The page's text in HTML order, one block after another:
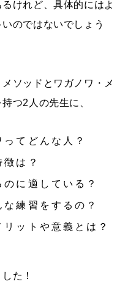
けれど、具体的にはよ
のではないでしょう
ソッドとワガノワ・メ
つ2人の先生に、
てどんな人？
は？
に適している？
練習をするの？
ットや意義とは？
た！